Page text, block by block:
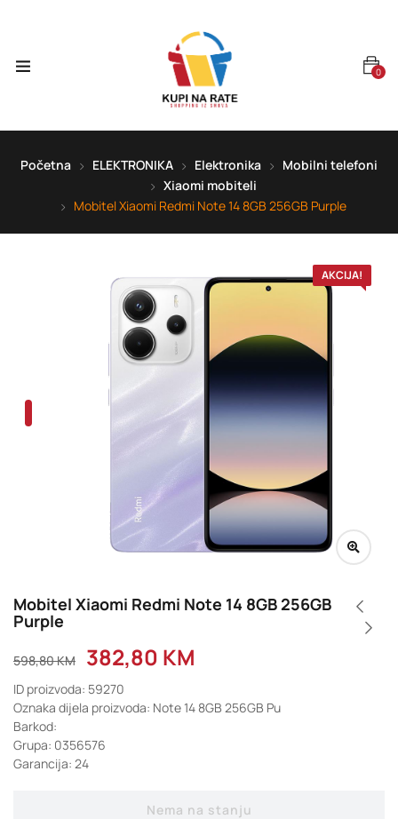
0
Početna ELEKTRONIKA Elektronika
Mobilni telefoni
Xiaomi mobiteli
Mobitel Xiaomi Redmi Note 14 8GB 256GB Purple
AKCIJA!
Mobitel Xiaomi Redmi Note 14 8GB 256GB
Purple
598,80KM 382,80 KM
ID proizvoda: 59270
Oznaka dijela proizvoda: Note 14 8GB 256GB Pu
Barkod:
Grupa: 0356576
Garancija: 24
Nema na stanju